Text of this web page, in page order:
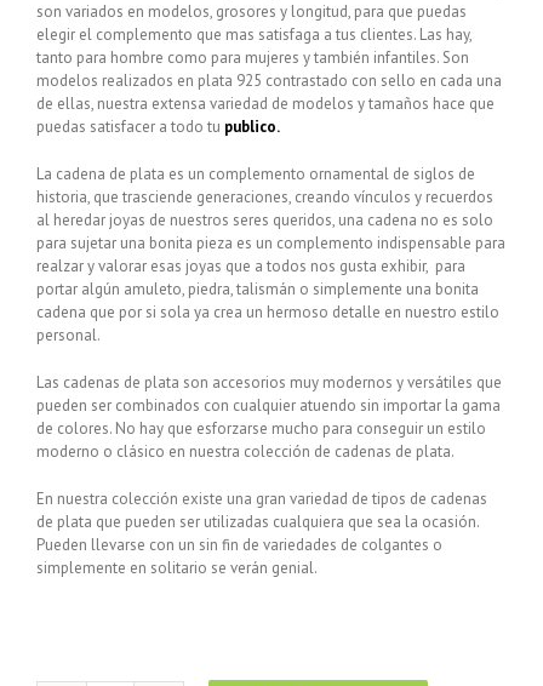
son variados en modelos, grosores y longitud, para que puedas
elegir el complemento que mas satisfaga a tus clientes. Las hay,
tanto para hombre como para mujeres y también infantiles. Son
modelos realizados en plata 925 contrastado con sello en cada una
de ellas, nuestra extensa variedad de modelos y tamaños hace que
puedas satisfacer a todo tu publico.
La cadena de plata es un complemento ornamental de siglos de
historia, que trasciende generaciones, creando vínculos y recuerdos
al heredar joyas de nuestros seres queridos, una cadena no es solo
para sujetar una bonita pieza es un complemento indispensable para
realzar y valorar esas joyas que a todos nos gusta exhibir, para
portar algún amuleto, piedra, talismán o simplemente una bonita
cadena que por si sola ya crea un hermoso detalle en nuestro estilo
personal.
Las cadenas de plata son accesorios muy modernos y versátiles que
pueden ser combinados con cualquier atuendo sin importar la gama
de colores. No hay que esforzarse mucho para conseguir un estilo
moderno o clásico en nuestra colección de cadenas de plata.
En nuestra colección existe una gran variedad de tipos de cadenas
de plata que pueden ser utilizadas cualquiera que sea la ocasión.
Pueden llevarse con un sin fin de variedades de colgantes o
simplemente en solitario se verán genial.